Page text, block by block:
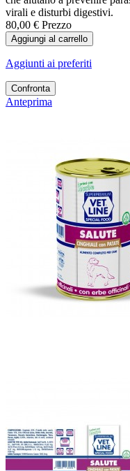
virali e disturbi digestivi.
80,00 € Prezzo
Aggiungi al carrello
Aggiunti ai preferiti
Confronta
Anteprima